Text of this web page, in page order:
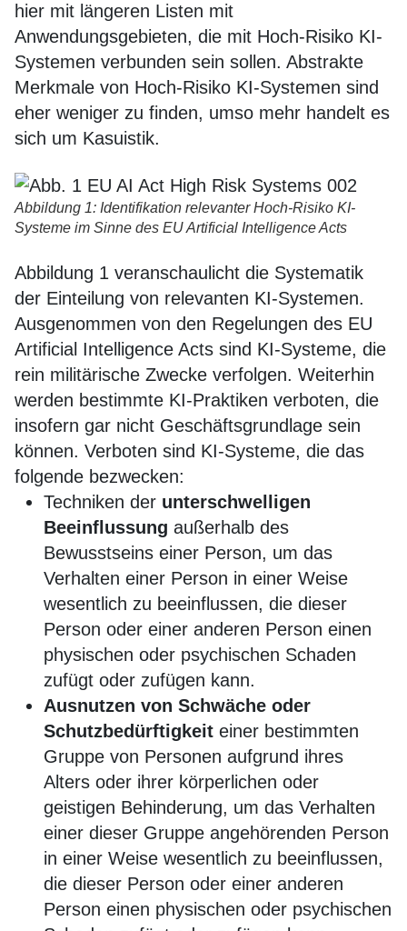
hier mit längeren Listen mit
Anwendungsgebieten, die mit Hoch-Risiko KI-
Systemen verbunden sein sollen. Abstrakte
Merkmale von Hoch-Risiko KI-Systemen sind
eher weniger zu finden, umso mehr handelt es
sich um Kasuistik.
Abbildung 1: Identifikation relevanter Hoch-Risiko KI-
Systeme im Sinne des EU Artificial Intelligence Acts
Abbildung 1 veranschaulicht die Systematik
der Einteilung von relevanten KI-Systemen.
Ausgenommen von den Regelungen des EU
Artificial Intelligence Acts sind KI-Systeme, die
rein militärische Zwecke verfolgen. Weiterhin
werden bestimmte KI-Praktiken verboten, die
insofern gar nicht Geschäftsgrundlage sein
können. Verboten sind KI-Systeme, die das
folgende bezwecken:
Techniken der unterschwelligen
Beeinflussung außerhalb des
Bewusstseins einer Person, um das
Verhalten einer Person in einer Weise
wesentlich zu beeinflussen, die dieser
Person oder einer anderen Person einen
physischen oder psychischen Schaden
zufügt oder zufügen kann.
Ausnutzen von Schwäche oder
Schutzbedürftigkeit einer bestimmten
Gruppe von Personen aufgrund ihres
Alters oder ihrer körperlichen oder
geistigen Behinderung, um das Verhalten
einer dieser Gruppe angehörenden Person
in einer Weise wesentlich zu beeinflussen,
die dieser Person oder einer anderen
Person einen physischen oder psychischen